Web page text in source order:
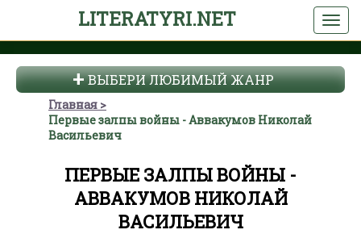
LITERATYRI.NET
ВЫБЕРИ ЛЮБИМЫЙ ЖАНР
Главная
Первые залпы войны - Аввакумов Николай
Васильевич
ПЕРВЫЕ ЗАЛПЫ ВОЙНЫ -
АВВАКУМОВ НИКОЛАЙ
ВАСИЛЬЕВИЧ